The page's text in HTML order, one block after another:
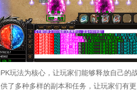
玩法为核心，让玩家们能够释放自己的
了多种多样的副本和任务，让玩家们有更